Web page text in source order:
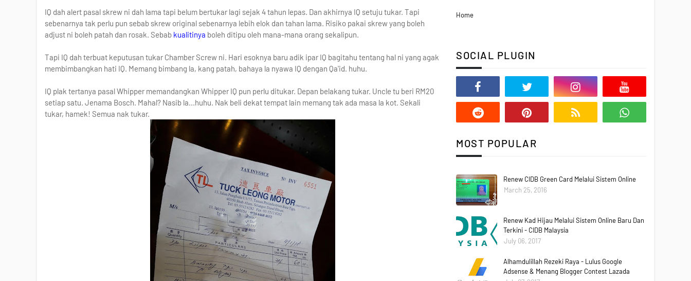
IQ dah alert pasal skrew ni dah lama tapi belum bertukar lagi sejak 4 tahun lepas. Dan akhirnya IQ setuju tukar. Tapi
sebenarnya tak perlu pun sebab skrew original sebenarnya lebih elok dan tahan lama. Risiko pakai skrew yang boleh
adjust ni boleh patah dan rosak. Sebab kualitinya boleh ditipu oleh mana-mana orang sekalipun.
Tapi IQ dah terbuat keputusan tukar Chamber Screw ni. Hari esoknya baru adik ipar IQ bagitahu tentang hal ni yang agak
membimbangkan hati IQ. Memang bimbang la, kang patah, bahaya la nyawa IQ dengan Qa'id. huhu.
IQ plak tertanya pasal Whipper memandangkan Whipper IQ pun perlu ditukar. Depan belakang tukar. Uncle tu beri RM20
setiap satu. Jenama Bosch. Mahal? Nasib la...huhu. Nak beli dekat tempat lain memang tak ada masa la kot. Sekali
tukar, hamek! Semua nak tukar.
Home
SOCIAL PLUGIN
MOST POPULAR
Renew CIDB Green Card Melalui Sistem Online
March 25, 2016
Renew Kad Hijau Melalui Sistem Online Baru Dan
Terkini - CIDB Malaysia
July 06, 2017
Alhamdulillah Rezeki Raya - Lulus Google
Adsense & Menang Blogger Contest Lazada